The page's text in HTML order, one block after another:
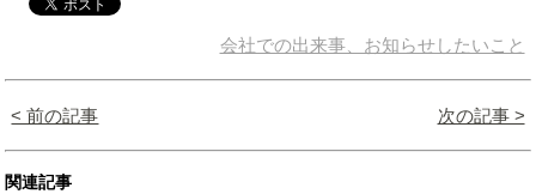
会社での出来事、お知らせしたいこと
< 前の記事 次の記事 >
関連記事